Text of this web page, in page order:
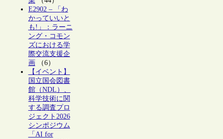
E2902 – 「わ
かっていいと
も!」：ラーニ
ング・コモン
ズにおける学
際交流支援企
画 （6）
【イベント】
国立国会図書
館（NDL）、
科学技術に関
する調査プロ
ジェクト2026
シンポジウム
「AI for